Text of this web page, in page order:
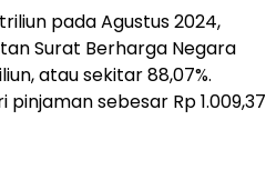
pada Agustus 2024,
Surat Berharga Negara
atau sekitar 88,07%.
pinjaman sebesar Rp 1.009,37